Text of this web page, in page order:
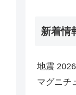
新着情
地震
マグニチ